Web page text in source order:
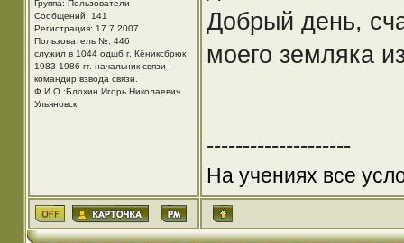
Группа: Пользователи
Сообщений: 141
Регистрация: 17.7.2007
Пользователь №: 446
служил в 1044 одшб г. Кёниксбрюк
1983-1986 гг. начальник связи -
командир взвода связи.
Ф.И.О.:Блохин Игорь Николаевич
Ульяновск
Добрый день,
моего земляка
--------------------
На учениях все